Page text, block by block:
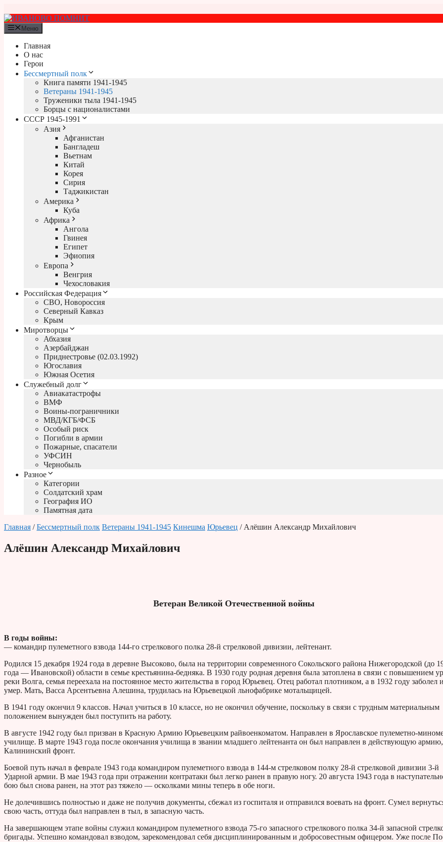
к
содержимому
Меню
Главная
О нас
Герои
Бессмертный полк
Книга памяти 1941-1945
Ветераны 1941-1945
Труженики тыла 1941-1945
Борцы с националистами
СССР 1945-1991
Азия
Афганистан
Бангладеш
Вьетнам
Китай
Корея
Сирия
Таджикистан
Америка
Куба
Африка
Ангола
Гвинея
Египет
Эфиопия
Европа
Венгрия
Чехословакия
Российская Федерация
СВО, Новороссия
Северный Кавказ
Крым
Миротворцы
Абхазия
Азербайджан
Приднестровье (02.03.1992)
Югославия
Южная Осетия
Служебный долг
Авиакатастрофы
ВМФ
Воины-пограничники
МВД/КГБ/ФСБ
Особый риск
Погибли в армии
Пожарные, спасатели
УФСИН
Чернобыль
Разное
Категории
Солдатский храм
География ИО
Памятная дата
Главная /Бессмертный полк Ветераны 1941-1945 Кинешма Юрьевец / Алёшин Александр Михайлович
Алёшин Александр Михайлович
Ветеран Великой Отечественной войны
В годы войны:
— командир пулеметного взвода 144-го стрелкового полка 28-й стрелковой дивизии, лейтенант.
Родился 15 декабря 1924 года в деревне Высоково, была на территории современного Сокольского района Нижегородской (до
года — Ивановской) области в семье крестьянина-бедняка. В 1930 году родная деревня была затоплена в связи с повышением
реки Волга, семья переехала на постоянное место жительства в город Юрьевец. Отец работал плотником, а в 1932 году заболел
умер. Мать, Васса Арсентьевна Алешина, трудилась на Юрьевецкой льнофабрике мотальщицей.
В 1941 году окончил 9 классов. Начал учиться в 10 классе, но не окончил обучение, поскольку в связи с трудным материальным
положением вынужден был поступить на работу.
В августе 1942 году был призван в Красную Армию Юрьевецким райвоенкоматом. Направлен в Ярославское пулеметно-
училище. В марте 1943 года после окончания училища в звании младшего лейтенанта он был направлен в действующую
Калининский фронт.
Боевой путь начал в феврале 1943 года командиром пулеметного взвода в 144-м стрелковом полку 28-й стрелковой дивизии 3-й
Ударной армии. В мае 1943 года при отражении контратаки был легко ранен в правую ногу. 20 августа 1943 года в
бою был снова ранен, на этот раз тяжело — осколками мины теперь в обе ноги.
Не долечившись полностью и даже не получив документы, сбежал из госпиталя и отправился воевать на фронт. Сумел
свою часть, оттуда был направлен в тыл, в запасную часть.
На завершающем этапе войны служил командиром пулеметного взвода 75-го запасного стрелкового полка 34-й запасной
бригады. Успешно командовал взводом, зарекомендовал себя дисциплинированным и добросовестным офицером. Уже после